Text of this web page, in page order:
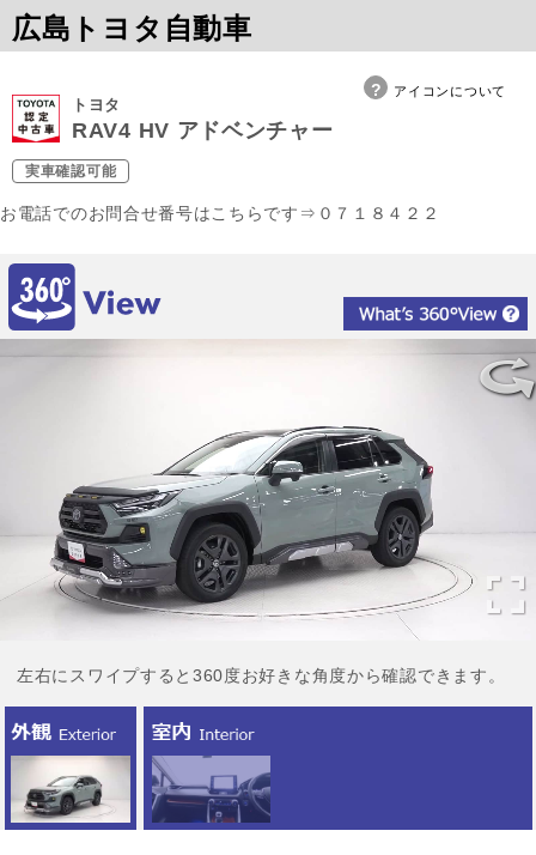
広島トヨタ自動車
アイコンについて
トヨタ
RAV4 HV アドベンチャー
実車確認可能
お電話でのお問合せ番号はこちらです⇒０７１８４２２
左右にスワイプすると360度お好きな角度から確認できます。